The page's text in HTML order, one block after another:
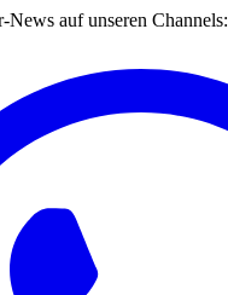
auf unseren Channels: